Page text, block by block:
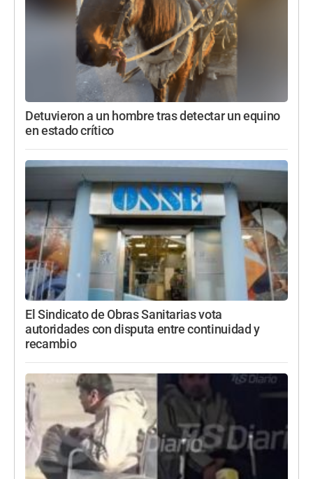
Detuvieron a un hombre tras detectar un equino
en estado crítico
El Sindicato de Obras Sanitarias vota
autoridades con disputa entre continuidad y
recambio